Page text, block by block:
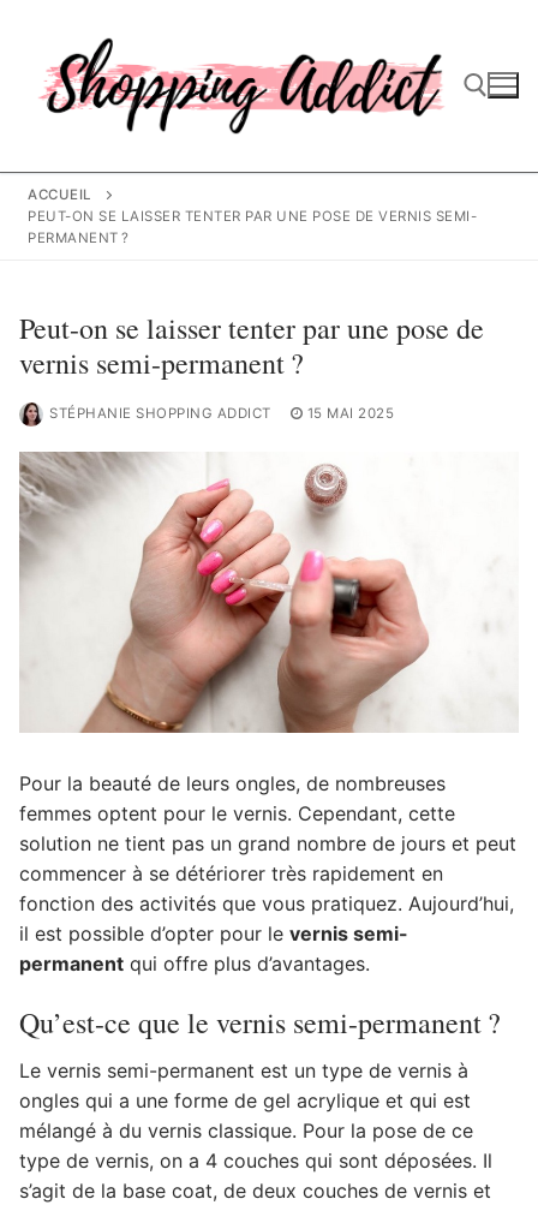
contenu
ACCUEIL
PEUT-ON SE LAISSER TENTER PAR UNE POSE DE VERNIS SEMI-
PERMANENT ?
Peut-on se laisser tenter par une pose de
vernis semi-permanent ?
STÉPHANIE SHOPPING ADDICT 15 MAI 2025
Pour la beauté de leurs ongles, de nombreuses
femmes optent pour le vernis. Cependant, cette
solution ne tient pas un grand nombre de jours et peut
commencer à se détériorer très rapidement en
fonction des activités que vous pratiquez. Aujourd’hui,
il est possible d’opter pour le vernis semi-
permanent qui offre plus d’avantages.
Qu’est-ce que le vernis semi-permanent ?
Le vernis semi-permanent est un type de vernis à
ongles qui a une forme de gel acrylique et qui est
mélangé à du vernis classique. Pour la pose de ce
type de vernis, on a 4 couches qui sont déposées. Il
s’agit de la base coat, de deux couches de vernis et